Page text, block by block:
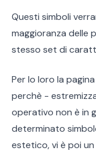
Questi simboli
maggioranza delle
stesso set di
Per lo loro la
perchè -
operativo non è in
determinato
estetico, vi è poi